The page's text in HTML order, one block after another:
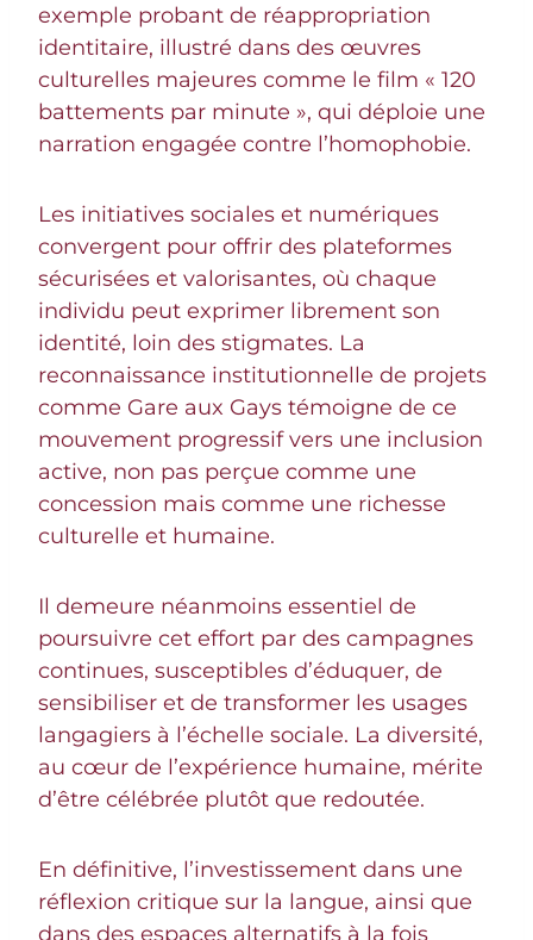
exemple probant de réappropriation
identitaire, illustré dans des œuvres
culturelles majeures comme le film « 120
battements par minute », qui déploie une
narration engagée contre l’homophobie.
Les initiatives sociales et numériques
convergent pour offrir des plateformes
sécurisées et valorisantes, où chaque
individu peut exprimer librement son
identité, loin des stigmates. La
reconnaissance institutionnelle de projets
comme Gare aux Gays témoigne de ce
mouvement progressif vers une inclusion
active, non pas perçue comme une
concession mais comme une richesse
culturelle et humaine.
Il demeure néanmoins essentiel de
poursuivre cet effort par des campagnes
continues, susceptibles d’éduquer, de
sensibiliser et de transformer les usages
langagiers à l’échelle sociale. La diversité,
au cœur de l’expérience humaine, mérite
d’être célébrée plutôt que redoutée.
En définitive, l’investissement dans une
réflexion critique sur la langue, ainsi que
dans des espaces alternatifs à la fois